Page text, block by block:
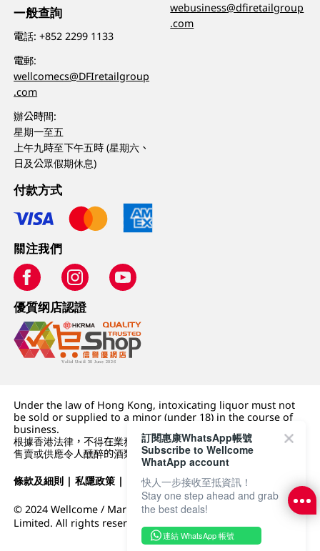
一般查詢
電話:+852 2299 1133
電郵:
wellcomecs@DFIretailgroup
.com
辦公時間:
星期一至五
上午九時至下午五時 (星期六、
日及公眾假期休息)
webusiness@dfiretailgroup
.com
付款方式
關注我們
優質纲店認證
Under the law of Hong Kong, intoxicating liquor must not
be sold or supplied to a minor (under 18) in the course of
business.
根據香港法律，不得在業務過程中，向未成年人 (18 歲以下人士)
售賣或供應令人醺醉的酒類。
條款及細則 |私隱政策 | DFI零售集團
© 2024 Wellcome / Market Place. The Dairy Farm Company
Limited. All rights reserved.
訂閱惠康WhatsApp帳號
Subscribe to Wellcome
WhatApp account
快人一步接收至抵資訊！
Stay one step ahead and grab
the best deals!
連結 WhatsApp 帳號